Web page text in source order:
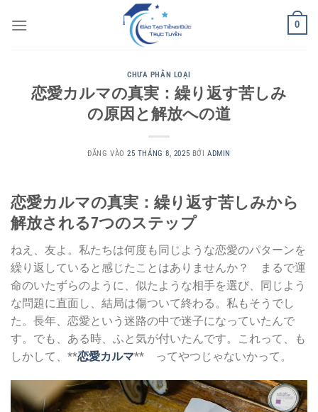
qua
0
CHƯA PHÂN LOẠI
恋愛カルマの真実：繰り返す苦しみ
の原因と解放への道
ĐĂNG VÀO25 THÁNG 8, 2025 BỞI ADMIN
恋愛カルマの真実：繰り返す苦しみから
解放される7つのステップ
ねえ、友よ。私たちは何度も同じような恋愛のパターンを
繰り返していると感じたことはありませんか？ まるで運
命のいたずらのように、似たような相手を選び、同じよう
な問題に直面し、結局は傷ついて終わる。私もそうでし
た。長年、恋愛という迷路の中で迷子になっていたんで
す。でも、ある時、ふと気が付いたんです。これって、も
しかして、**恋愛カルマ** ってやつじゃないかって。